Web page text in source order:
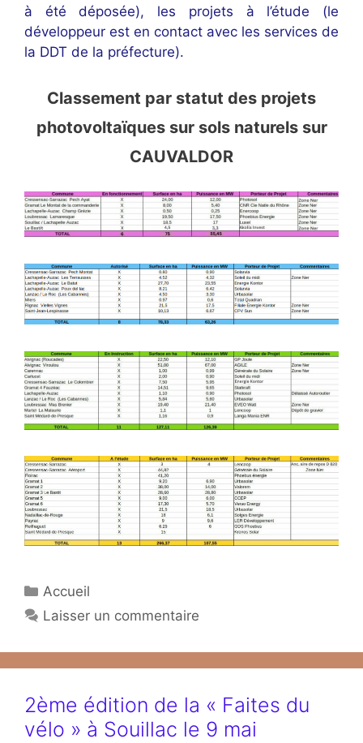
à été déposée), les projets à l’étude (le
développeur est en contact avec les services de
la DDT de la préfecture).
Classement par statut des projets
photovoltaïques sur sols naturels sur
CAUVALDOR
Catégories
Accueil
Laisser un commentaire
2ème édition de la « Faites du
vélo » à Souillac le 9 mai